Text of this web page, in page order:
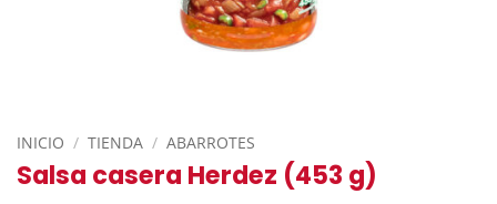
INICIO / TIENDA / ABARROTES
Salsa casera Herdez (453 g)